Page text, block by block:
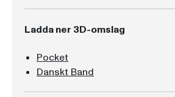
Ladda ner 3D-omslag
Pocket
Danskt Band